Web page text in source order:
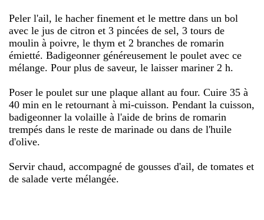
Peler l'ail, le hacher finement et le mettre dans un bol
avec le jus de citron et 3 pincées de sel, 3 tours de
moulin à poivre, le thym et 2 branches de romarin
émietté. Badigeonner généreusement le poulet avec ce
mélange. Pour plus de saveur, le laisser mariner 2 h.
Poser le poulet sur une plaque allant au four. Cuire 35 à
40 min en le retournant à mi-cuisson. Pendant la cuisson,
badigeonner la volaille à l'aide de brins de romarin
trempés dans le reste de marinade ou dans de l'huile
d'olive.
Servir chaud, accompagné de gousses d'ail, de tomates et
de salade verte mélangée.